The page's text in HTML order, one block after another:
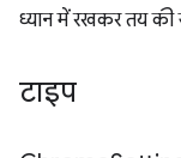
ध्यान में रखकर तय की
टाइप